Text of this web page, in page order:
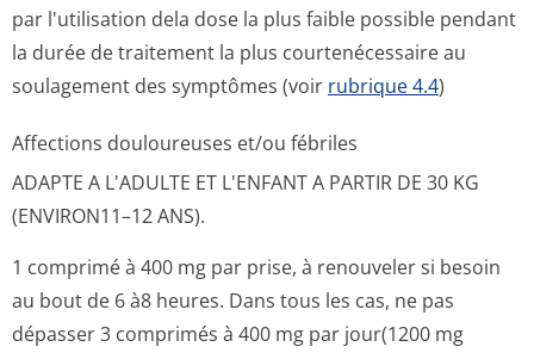
par l'utilisation dela dose la plus faible possible pendant
la durée de traitement la plus courtenécessaire au
soulagement des symptômes (voir rubrique 4.4)
Affections douloureuses et/ou fébriles
ADAPTE A L'ADULTE ET L'ENFANT A PARTIR DE 30 KG
(ENVIRON11–12 ANS).
1 comprimé à 400 mg par prise, à renouveler si besoin
au bout de 6 à8 heures. Dans tous les cas, ne pas
dépasser 3 comprimés à 400 mg par jour(1200 mg